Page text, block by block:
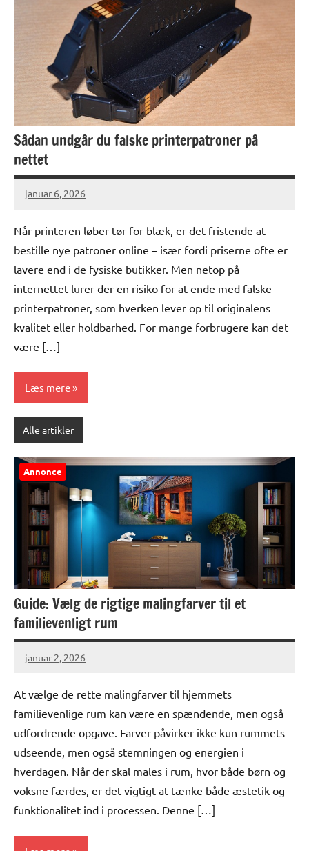
Sådan undgår du falske printerpatroner på
nettet
januar 6, 2026
Når printeren løber tør for blæk, er det fristende at
bestille nye patroner online – især fordi priserne ofte er
lavere end i de fysiske butikker. Men netop på
internettet lurer der en risiko for at ende med falske
printerpatroner, som hverken lever op til originalens
kvalitet eller holdbarhed. For mange forbrugere kan det
være […]
Læs mere
Alle artikler
Annonce
Guide: Vælg de rigtige malingfarver til et
familievenligt rum
januar 2, 2026
At vælge de rette malingfarver til hjemmets
familievenlige rum kan være en spændende, men også
udfordrende opgave. Farver påvirker ikke kun rummets
udseende, men også stemningen og energien i
hverdagen. Når der skal males i rum, hvor både børn og
voksne færdes, er det vigtigt at tænke både æstetik og
funktionalitet ind i processen. Denne […]